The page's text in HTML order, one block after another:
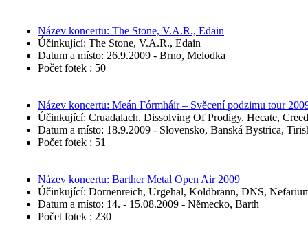
Název koncertu: The Stone, V.A.R., Edain
Účinkující: The Stone, V.A.R., Edain
Datum a místo: 26.9.2009 - Brno, Melodka
Počet fotek : 50
Název koncertu: Meán Fórmháir – Svěcení podzimu tour
Účinkující: Cruadalach, Dissolving Of Prodigy, Hecate,
Datum a místo: 18.9.2009 - Slovensko, Banská Bystrica,
Počet fotek : 51
Název koncertu: Barther Metal Open Air 2009
Účinkující: Dornenreich, Urgehal, Koldbrann, DNS,
Datum a místo: 14. - 15.08.2009 - Německo, Barth
Počet fotek : 230